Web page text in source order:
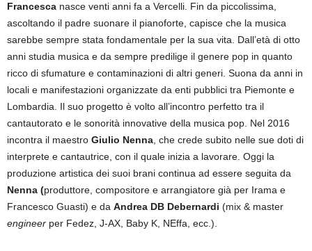
Francesca nasce venti anni fa a Vercelli. Fin da piccolissima,
ascoltando il padre suonare il pianoforte, capisce che la musica
sarebbe sempre stata fondamentale per la sua vita. Dall’età di otto
anni studia musica e da sempre predilige il genere pop in quanto
ricco di sfumature e contaminazioni di altri generi. Suona da anni in
locali e manifestazioni organizzate da enti pubblici tra Piemonte e
Lombardia. Il suo progetto è volto all’incontro perfetto tra il
cantautorato e le sonorità innovative della musica pop. Nel 2016
incontra il maestro Giulio Nenna , che crede subito nelle sue doti di
interprete e cantautrice, con il quale inizia a lavorare. Oggi la
produzione artistica dei suoi brani continua ad essere seguita da
Nenna (produttore, compositore e arrangiatore già per Irama e
Francesco Guasti) e da Andrea DB Debernardi (mix & master
engineer per Fedez, J-AX, Baby K, NEffa, ecc.).